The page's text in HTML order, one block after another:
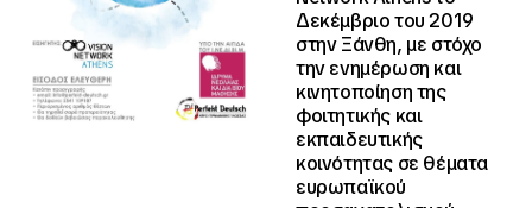
Δεκέμβριο του 2019
στην Ξάνθη, με στόχο
την ενημέρωση και
κινητοποίηση της
φοιτητικής και
εκπαιδευτικής
κοινότητας σε θέματα
ευρωπαϊκού